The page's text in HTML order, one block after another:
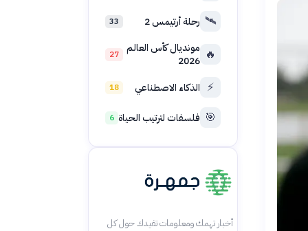
🛰️ رحلة أرتيمس 2 33
🔥 مونديال كأس العالم
2026
27
⚡ الذكاء الاصطناعي 18
🎯 فلسفات لترتيب الحياة 6
أخبار تهمك ومعلومات تفيدك حول كل